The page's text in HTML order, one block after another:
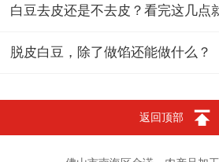
白豆去皮还是不去皮？看完这几点
脱皮白豆，除了做馅还能做什么？
返回顶部